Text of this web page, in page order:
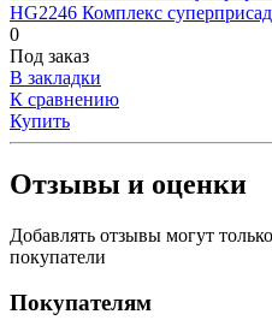
HG2246 Комплекс
0
Под заказ
В закладки
К сравнению
Купить
Отзывы и оценки
Добавлять отзывы могут
покупатели
Покупателям